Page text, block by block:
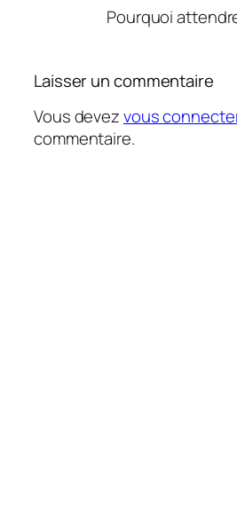
Pourquoi
Laisser un commentaire
Vous devezvous
commentaire.